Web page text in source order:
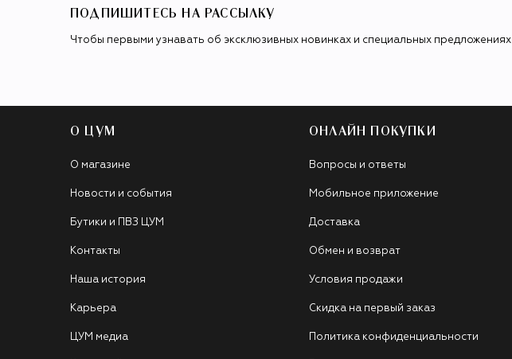
ПОДПИШИТЕСЬ НА РАССЫЛКУ
Чтобы первыми узнавать об эксклюзивных новинках и специальных предложениях
О ЦУМ
О магазине
Новости и события
Бутики и ПВЗ ЦУМ
Контакты
Наша история
Карьера
ЦУМ медиа
ОНЛАЙН ПОКУПКИ
Вопросы и ответы
Мобильное приложение
Доставка
Обмен и возврат
Условия продажи
Скидка на первый заказ
Политика конфиденциальности